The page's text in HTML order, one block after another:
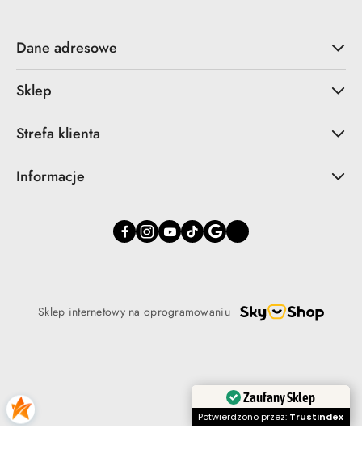
Dane adresowe
Sklep
Strefa klienta
Informacje
Sklep internetowy na oprogramowaniu
Zaufany Sklep
Potwierdzono przez: Trustindex